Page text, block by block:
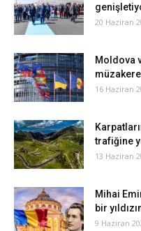
20 Haziran
Moldova
16 Haziran
trafiğine
13 Haziran
Mihai
bir
9 Haziran